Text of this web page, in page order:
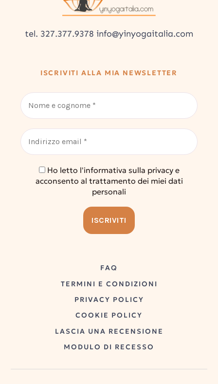
tel. 327.377.9378 info@yinyogaitalia.com
ISCRIVITI ALLA MIA NEWSLETTER
Ho letto l'informativa sulla privacy e
acconsento al trattamento dei miei dati
personali
FAQ
TERMINI E CONDIZIONI
PRIVACY POLICY
COOKIE POLICY
LASCIA UNA RECENSIONE
MODULO DI RECESSO